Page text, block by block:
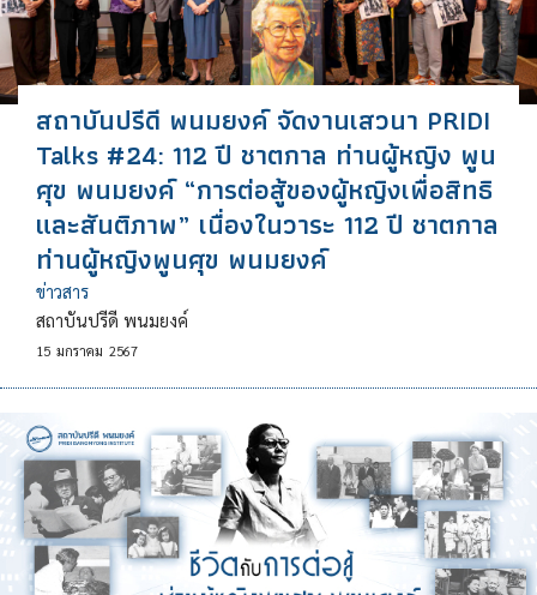
สถาบันปรีดี พนมยงค์ จัดงานเสวนา PRIDI
Talks #24: 112 ปี ชาตกาล ท่านผู้หญิง พูน
ศุข พนมยงค์ “การต่อสู้ของผู้หญิงเพื่อสิทธิ
และสันติภาพ” เนื่องในวาระ 112 ปี ชาตกาล
ท่านผู้หญิงพูนศุข พนมยงค์
ข่าวสาร
สถาบันปรีดี พนมยงค์
15 มกราคม 2567